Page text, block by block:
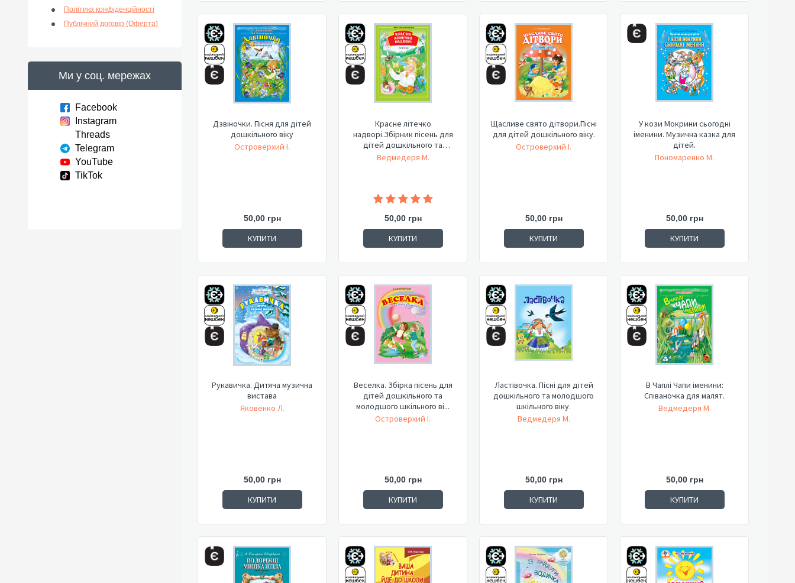
Політика конфіденційності
Публічний договір (Оферта)
Ми у соц. мережах
Facebook
Instagram
Threads
Telegram
YouTube
TikTok
Дзвіночки. Пісня для дітей
дошкільного віку
Островерхий І.
50,00 грн
КУПИТИ
Красне літечко
надворі.Збірник пісень для
дітей дошкільного та
молодшо...
Ведмедеря М.
50,00 грн
КУПИТИ
Щасливе свято дітвори.Пісні
для дітей дошкільного віку.
Островерхий І.
50,00 грн
КУПИТИ
У кози Мокрини сьогодні
іменини. Музична казка для
дітей.
Пономаренко М.
50,00 грн
КУПИТИ
Рукавичка. Дитяча музична
вистава
Яковенко Л.
50,00 грн
КУПИТИ
Веселка. Збірка пісень для
дітей дошкільного та
молодшого шкільного ві...
Островерхий І.
50,00 грн
КУПИТИ
Ластівочка. Пісні для дітей
дошкільного та молодшого
шкільного віку.
Ведмедеря М.
50,00 грн
КУПИТИ
В Чаплі Чапи іменини:
Співаночка для малят.
Ведмедеря М.
50,00 грн
КУПИТИ